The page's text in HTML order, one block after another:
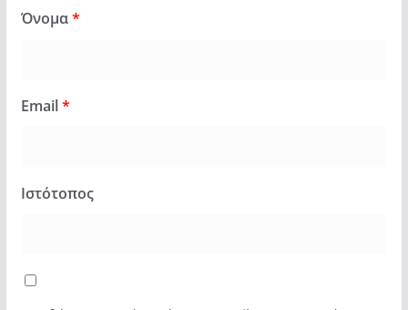
Όνομα*
Email*
Ιστότοπος